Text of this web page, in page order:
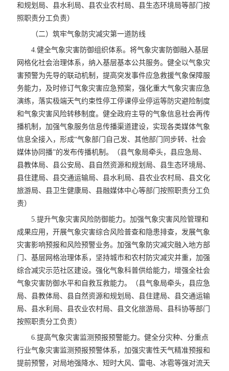
和规划局、县水利局、县农业农村局、县生态环境局等部门按
照职责分工负责）
（二）筑牢气象防灾减灾第一道防线
4.健全气象灾害防御组织体系。将气象灾害防御融入基层
网格化社会治理体系，纳入基层基本公共服务。健全以气象灾
害预警为先导的联动机制，提高突发事件应急救援气象保障服
务能力，及时修订气象灾害应急预案，强化重大气象灾害应急
演练，落实极端天气约束性停工停课停业停运等防灾避险制度
和气象灾害风险转移制度。健全政府主导的气象信息社会再传
播机制，加强气象服务信息传播渠道建设，实现各类媒体气象
信息全接入，形成“气象部门自己发、其他部门同步转、社会
媒体协同播”的发布传播机制。（县气象局牵头，县应急局、
县教体局、县公安局、县自然资源和规划局、县生态环境局、
县住建局、县交通运输局、县水利局、县农业农村局、县文化
旅游局、县卫生健康局、县融媒体中心等部门按照职责分工负
责）
5.提升气象灾害风险防御能力。加强气象灾害风险管理和
成果应用，开展气象灾害综合风险普查和隐患排查，发展气象
灾害影响预报和风险预警业务。加强气象防灾减灾融入地方部
门、基层网格治理体系，坚持城市和农村防灾减灾并重，加强
综合减灾示范社区建设。强化气象科普供给能力，增强全社会
气象灾害防御水平和自救互救能力。（县气象局牵头，县应急
局、县教体局、县自然资源和规划局、县住建局、县交通运输
局、县水利局、县农业农村局、县文化旅游局、县科协等部门
按照职责分工负责）
6.提高气象灾害监测预报预警能力。健全分灾种、分重点
行业气象灾害监测预报预警体系，加强灾害性天气精准预报和
提前预警，对局地强降水、短时大风、雷电、冰雹等强对流天